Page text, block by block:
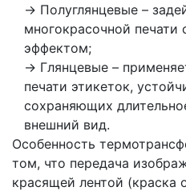
Полуглянцевые –
многокрасочной печати
эффектом;
Глянцевые –
печати этикеток,
сохраняющих
внешний вид.
Особенность
том, что передача
красящей лентой (краска